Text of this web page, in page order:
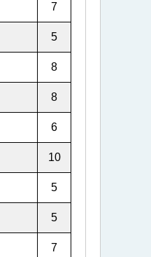
7
5
8
8
6
10
5
5
7